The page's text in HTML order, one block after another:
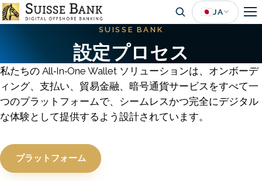
Skip
to
🇯🇵JA
SUISSE BANK
設定プロセス
私たちの All‑In‑One Wallet ソリューションは、オンボーデ
ィング、支払い、貿易金融、暗号通貨サービスをすべて一
つのプラットフォームで、シームレスかつ完全にデジタル
な体験として提供するよう設計されています。
プラットフォーム